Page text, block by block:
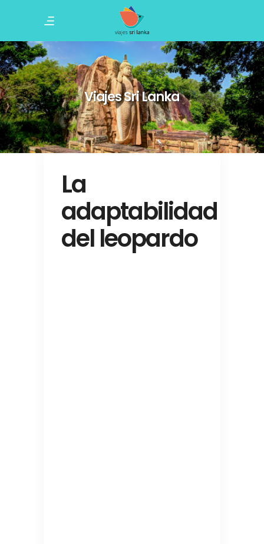
Viajes Sri Lanka
La
adaptabilidad
del leopardo